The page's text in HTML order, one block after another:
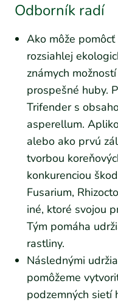
Odborník radí
Ako môže
rozsiahlej
známych
prospešné huby.
Trifender s
asperellum.
alebo ako prvú
tvorbou
konkurenciou
Fusarium,
iné, ktoré svojou
Tým pomáha
rastliny.
Následnými
pomôžeme
podzemných sietí